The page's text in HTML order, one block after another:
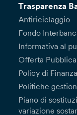
Trasparenza
Antiriciclaggio
Fondo
Informativa al
Offerta
Policy di
Politiche
Piano di
variazione